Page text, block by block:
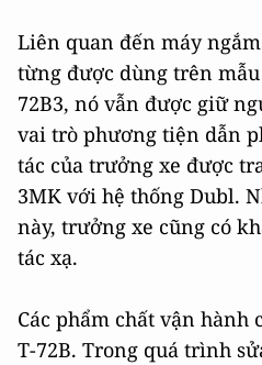
Liên quan đến máy
từng được dùng trên
72B3, nó vẫn được giữ
vai trò phương tiện dẫn
tác của trưởng xe được
3MK với hệ thống Dubl.
này, trưởng xe cũng có
tác xạ.
Các phẩm chất vận hành
T-72B. Trong quá trình